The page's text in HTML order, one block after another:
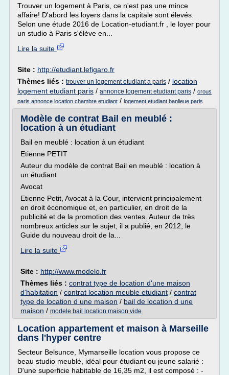
Trouver un logement à Paris, ce n'est pas une mince
affaire! D'abord les loyers dans la capitale sont élevés.
Selon une étude 2016 de Location-etudiant.fr , le loyer pour
un studio à Paris s'élève en...
Lire la suite
Site : http://etudiant.lefigaro.fr
Thèmes liés : trouver un logement etudiant a paris / location
logement etudiant paris / annonce logement etudiant paris / crous
paris annonce location chambre etudiant / logement etudiant banlieue paris
Modèle de contrat Bail en meublé :
location à un étudiant
Bail en meublé : location à un étudiant
Etienne PETIT
Auteur du modèle de contrat Bail en meublé : location à
un étudiant
Avocat
Etienne Petit, Avocat à la Cour, intervient principalement
en droit économique et, en particulier, en droit de la
publicité et de la promotion des ventes. Auteur de très
nombreux articles sur le sujet, il a publié, en 2012, le
Guide du nouveau droit de la...
Lire la suite
Site : http://www.modelo.fr
Thèmes liés : contrat type de location d'une maison
d'habitation / contrat location meuble etudiant / contrat
type de location d une maison / bail de location d une
maison / modele bail location maison vide
Location appartement et maison à Marseille
dans l'hyper centre
Secteur Belsunce, Mymarseille location vous propose ce
beau studio meublé, idéal pour étudiant ou jeune salarié :
D'une superficie habitable de 16,35 m2, il est composé : -